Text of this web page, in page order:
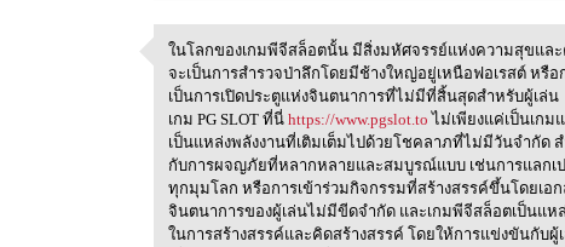
ในโลกของเกมพีจีสล็อตนั้น
ในโลกของเกมพีจีสล็อตนั้น มีสิ่งมหัศจรรย์แห่งความสุขแ
จะเป็นการสำรวจป่าลึกโดยมีช้างใหญ่อยู่เหนือฟอเรสต์ ห
เป็นการเปิดประตูแห่งจินตนาการที่ไม่มีที่สิ้นสุดสำหรับผู้เล่น
เกม PG SLOT ที่นี่https://www.pgslot.to ไม่เพียงแค่เป็นเก
เป็นแหล่งพลังงานที่เติมเต็มไปด้วยโชคลาภที่ไม่มีวันจำกัด
กับการผจญภัยที่หลากหลายและสมบูรณ์แบบ เช่นการแลก
ทุกมุมโลก หรือการเข้าร่วมกิจกรรมที่สร้างสรรค์ขึ้นโดยเ
จินตนาการของผู้เล่นไม่มีขีดจำกัด และเกมพีจีสล็อตเป็นแ
ในการสร้างสรรค์และคิดสร้างสรรค์ โดยให้การแข่งขันกับ